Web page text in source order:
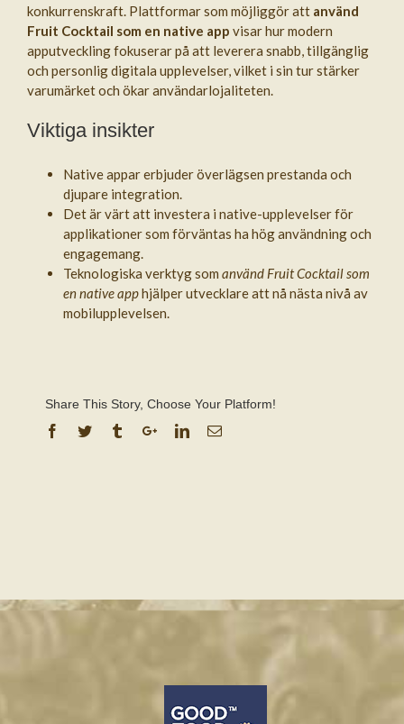
konkurrenskraft. Plattformar som möjliggör att använd
Fruit Cocktail som en native app visar hur modern
apputveckling fokuserar på att leverera snabb, tillgänglig
och personlig digitala upplevelser, vilket i sin tur stärker
varumärket och ökar användarlojaliteten.
Viktiga insikter
Native appar erbjuder överlägsen prestanda och
djupare integration.
Det är värt att investera i native-upplevelser för
applikationer som förväntas ha hög användning och
engagemang.
Teknologiska verktyg som använd Fruit Cocktail som
en native apphjälper utvecklare att nå nästa nivå av
mobilupplevelsen.
Share This Story, Choose Your Platform!